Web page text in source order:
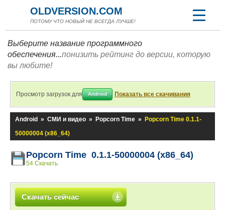
OLDVERSION.COM
ПОТОМУ ЧТО НОВЫЙ НЕ ВСЕГДА ЛУЧШЕ!
Выберите название программного
обеспечения...понизить рейтинг до версии, которую
вы любите!
Просмотр загрузок для Android Показать все скачивания
Android » СМИ и видео » Popcorn Time »
Popcorn Time 0.1.1-
50000004 (x86_64)
Popcorn Time 0.1.1-50000004 (x86_64)
54 Скачать
Скачать сейчас